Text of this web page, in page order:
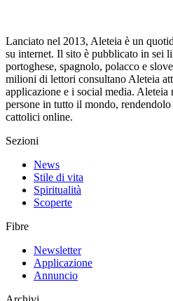
Lanciato nel 2013, Aleteia è un
su internet. Il sito è pubblicato in sei
portoghese, spagnolo, polacco e
milioni di lettori consultano Aleteia
applicazione e i social media.
persone in tutto il mondo,
cattolici online.
Sezioni
News
Stile di vita
Spiritualità
Scoperte
Fibre
Newsletter
Applicazione
Annuncio